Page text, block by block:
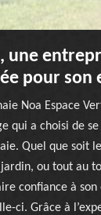
une
pour son
Noa Espace
qui a choisi de
Quel que soit
jardin, ou tout au
confiance à
ci. Grâce à